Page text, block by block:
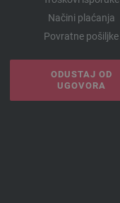
Načini plaćanja
Povratne pošiljke
ODUSTAJ OD
UGOVORA